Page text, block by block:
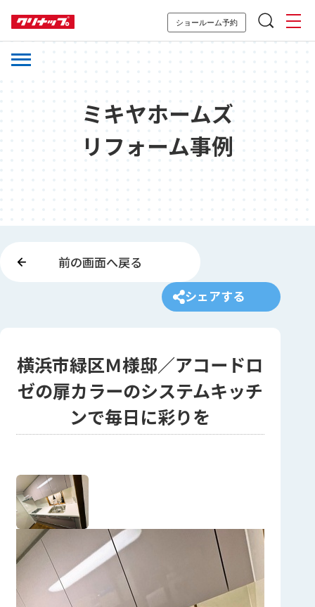
ショールーム予約
ミキヤホームズ
リフォーム事例
前の画面へ戻る
シェアする
横浜市緑区Ｍ様邸／アコードロ
ゼの扉カラーのシステムキッチ
ンで毎日に彩りを